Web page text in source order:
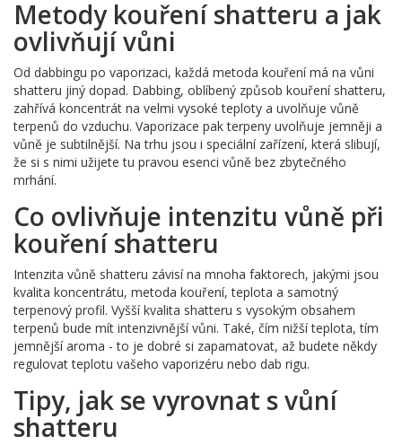
Metody kouření shatteru a jak
ovlivňují vůni
Od dabbingu po vaporizaci, každá metoda kouření má na vůni
shatteru jiný dopad. Dabbing, oblíbený způsob kouření shatteru,
zahřívá koncentrát na velmi vysoké teploty a uvolňuje vůně
terpenů do vzduchu. Vaporizace pak terpeny uvolňuje jemněji a
vůně je subtilnější. Na trhu jsou i speciální zařízení, která slibují,
že si s nimi užijete tu pravou esenci vůně bez zbytečného
mrhání.
Co ovlivňuje intenzitu vůně při
kouření shatteru
Intenzita vůně shatteru závisí na mnoha faktorech, jakými jsou
kvalita koncentrátu, metoda kouření, teplota a samotný
terpenový profil. Vyšší kvalita shatteru s vysokým obsahem
terpenů bude mít intenzivnější vůni. Také, čím nižší teplota, tím
jemnější aroma - to je dobré si zapamatovat, až budete někdy
regulovat teplotu vašeho vaporizéru nebo dab rigu.
Tipy, jak se vyrovnat s vůní
shatteru